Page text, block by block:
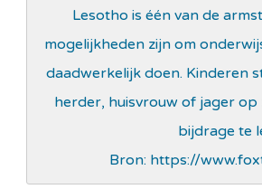
Lesotho is één van de
mogelijkheden zijn om
daadwerkelijk doen. Kinderen
herder, huisvrouw of jager op
bijdrage te
Bron: https://